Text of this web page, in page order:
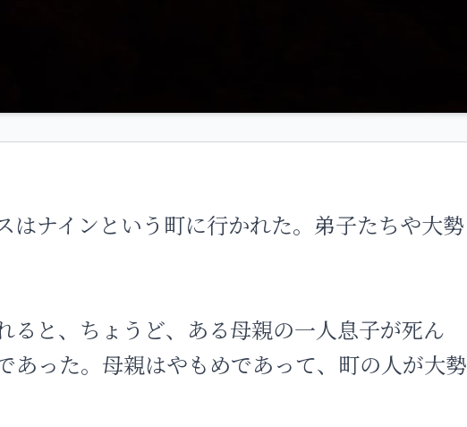
はナインという町に行かれた。弟子たちや大勢
ると、ちょうど、ある母親の一人息子が死ん
あった。母親はやもめであって、町の人が大勢